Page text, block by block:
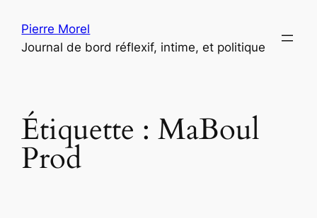
contenu
Pierre Morel
Journal de bord réflexif, intime, et politique
Étiquette :MaBoul
Prod